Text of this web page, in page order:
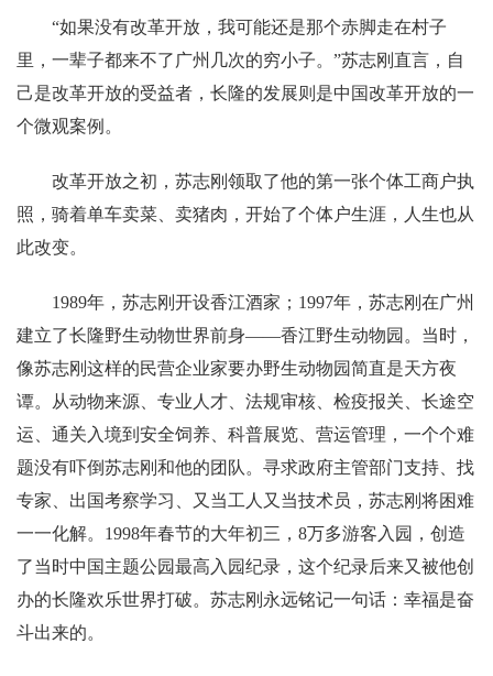
“如果没有改革开放，我可能还是那个赤脚走在村子
里，一辈子都来不了广州几次的穷小子。”苏志刚直言，自
己是改革开放的受益者，长隆的发展则是中国改革开放的一
个微观案例。
改革开放之初，苏志刚领取了他的第一张个体工商户执
照，骑着单车卖菜、卖猪肉，开始了个体户生涯，人生也从
此改变。
1989年，苏志刚开设香江酒家；1997年，苏志刚在广州
建立了长隆野生动物世界前身——香江野生动物园。当时，
像苏志刚这样的民营企业家要办野生动物园简直是天方夜
谭。从动物来源、专业人才、法规审核、检疫报关、长途空
运、通关入境到安全饲养、科普展览、营运管理，一个个难
题没有吓倒苏志刚和他的团队。寻求政府主管部门支持、找
专家、出国考察学习、又当工人又当技术员，苏志刚将困难
一一化解。1998年春节的大年初三，8万多游客入园，创造
了当时中国主题公园最高入园纪录，这个纪录后来又被他创
办的长隆欢乐世界打破。苏志刚永远铭记一句话：幸福是奋
斗出来的。